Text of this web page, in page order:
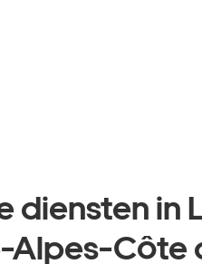
diensten in
Alpes-Côte